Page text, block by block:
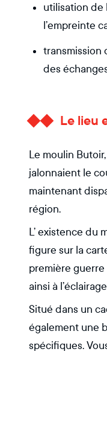
utilisation de
l’empreinte
transmission
des
Le lieu
Le moulin
jalonnaient le
maintenant
région.
L’ existence du
figure sur la
première
ainsi à
Situé dans un
également une
spécifiques.